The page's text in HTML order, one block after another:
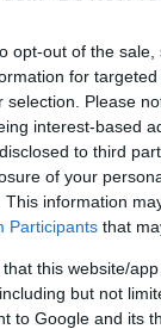
opt-out of the
for
selection. Please
interest-based
to third
of your
This information
Participants that
that this website/
but not
to Google and its
εκλογική
σεέξι
Θεσσαλίας,